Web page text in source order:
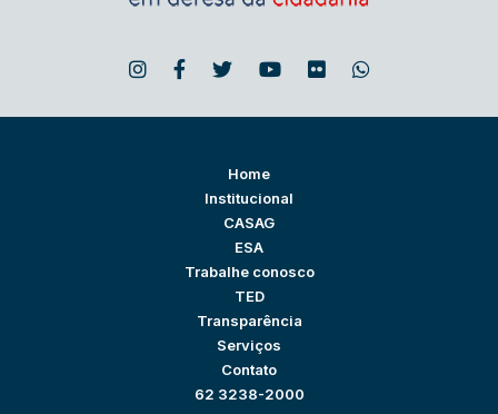
Home
Institucional
CASAG
ESA
Trabalhe conosco
TED
Transparência
Serviços
Contato
62 3238-2000